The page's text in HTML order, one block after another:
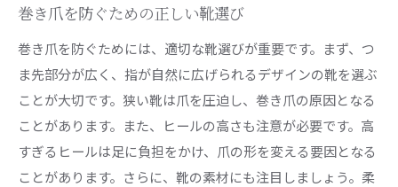
に
巻き爪を放置するとどうなるか
巻き爪による健康への影響
巻き爪が原因で起こる可能性のある合併症
巻き爪放置が日常生活に与える影響
巻き爪を早期にケアする重要性
巻き爪を防ぐための正しい靴選び
巻き爪を防ぐためには、適切な靴選びが重要です。まず、つ
ま先部分が広く、指が自然に広げられるデザインの靴を選ぶ
ことが大切です。狭い靴は爪を圧迫し、巻き爪の原因となる
ことがあります。また、ヒールの高さも注意が必要です。高
すぎるヒールは足に負担をかけ、爪の形を変える要因となる
ことがあります。さらに、靴の素材にも注目しましょう。柔